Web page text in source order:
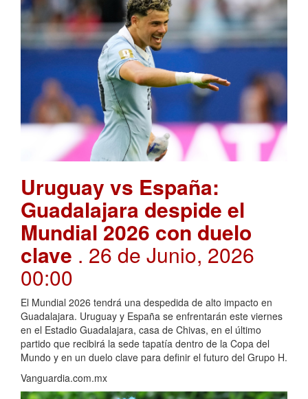
Uruguay vs España:
Guadalajara despide el
Mundial 2026 con duelo
clave . 26 de Junio, 2026
00:00
El Mundial 2026 tendrá una despedida de alto impacto en
Guadalajara. Uruguay y España se enfrentarán este viernes
en el Estadio Guadalajara, casa de Chivas, en el último
partido que recibirá la sede tapatía dentro de la Copa del
Mundo y en un duelo clave para definir el futuro del Grupo H.
Vanguardia.com.mx